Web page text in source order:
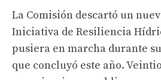
La Comisión descartó un
Iniciativa de Resiliencia
pusiera en marcha durante
que concluyó este año.